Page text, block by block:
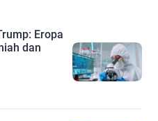
Eropa
dan